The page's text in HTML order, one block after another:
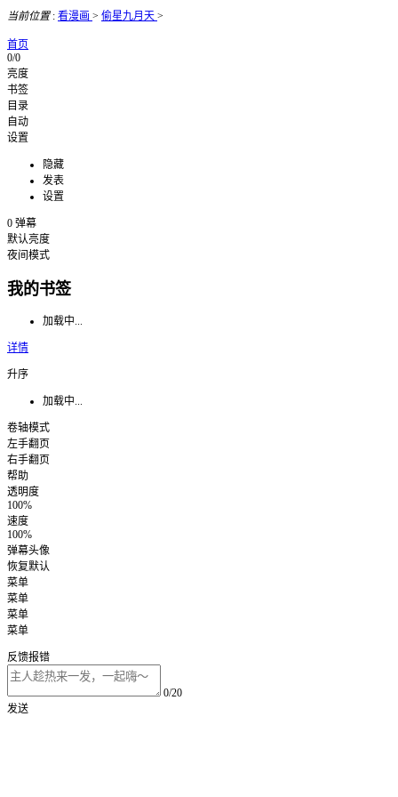
当前位置: 看漫画 > 偷星九月天 >
首页
0/0
亮度
书签
目录
自动
设置
隐藏
发表
设置
0 弹幕
默认亮度
夜间模式
我的书签
加载中...
详情
升序
加载中...
卷轴模式
左手翻页
右手翻页
帮助
透明度
100%
速度
100%
弹幕头像
恢复默认
菜单
菜单
菜单
菜单
反馈报错
0/20
发送